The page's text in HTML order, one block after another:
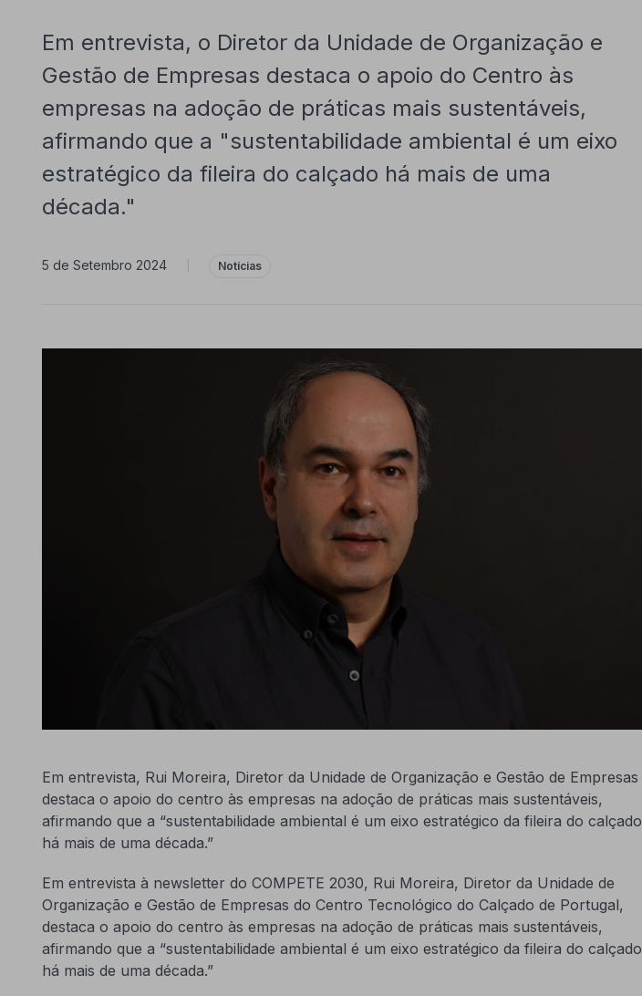
Em entrevista, o Diretor da Unidade de Organização e
Gestão de Empresas destaca o apoio do Centro às
empresas na adoção de práticas mais sustentáveis,
afirmando que a "sustentabilidade ambiental é um eixo
estratégico da fileira do calçado há mais de uma
década."
5 de Setembro 2024 Notícias
Em entrevista, Rui Moreira, Diretor da Unidade de Organização e Gestão de Empresas
destaca o apoio do centro às empresas na adoção de práticas mais sustentáveis,
afirmando que a “sustentabilidade ambiental é um eixo estratégico da fileira do calçado
há mais de uma década.”
Em entrevista à newsletter do COMPETE 2030, Rui Moreira, Diretor da Unidade de
Organização e Gestão de Empresas do Centro Tecnológico do Calçado de Portugal,
destaca o apoio do centro às empresas na adoção de práticas mais sustentáveis,
afirmando que a “sustentabilidade ambiental é um eixo estratégico da fileira do calçado
há mais de uma década.”